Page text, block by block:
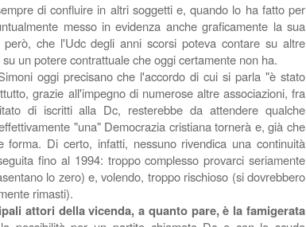
di confluire in altri soggetti e, quando lo ha fatto per
messo in evidenza anche graficamente la sua
che l'Udc degli anni scorsi poteva contare su altre
un potere contrattuale che oggi certamente non ha.
oggi precisano che l'accordo di cui si parla "è stato
grazie all'impegno di numerose altre associazioni, fra
di iscritti alla Dc, resterebbe da attendere qualche
"una" Democrazia cristiana tornerà e, già che
Di certo, infatti, nessuno rivendica una continuità
fino al 1994: troppo complesso provarci seriamente
lo zero) e, volendo, troppo rischioso (si dovrebbero
rimasti).
attori della vicenda, a quanto pare, è la famigerata